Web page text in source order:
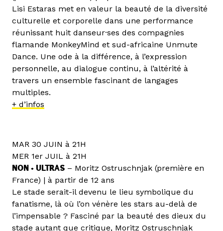
Lisi Estaras met en valeur la beauté de la diversité
culturelle et corporelle dans une performance
réunissant huit danseur·ses des compagnies
flamande MonkeyMind et sud-africaine Unmute
Dance. Une ode à la différence, à l’expression
personnelle, au dialogue continu, à l’altérité à
travers un ensemble fascinant de langages
multiples.
+ d’infos
MAR 30 JUIN à 21H
MER 1er JUIL à 21H
NON + ULTRAS – Moritz Ostruschnjak (première en
France) | à partir de 12 ans
Le stade serait-il devenu le lieu symbolique du
fanatisme, là où l’on vénère les stars au-delà de
l’impensable ? Fasciné par la beauté des dieux du
stade autant que critique, Moritz Ostruschnjak